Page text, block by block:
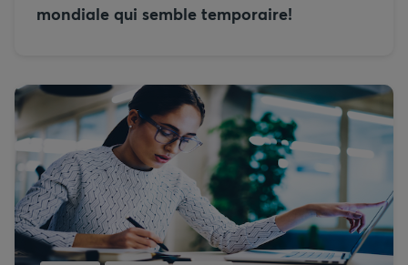
mondiale qui semble temporaire!